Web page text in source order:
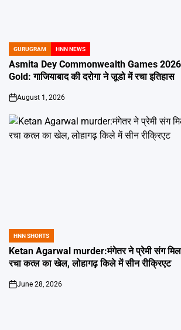
POSTED
IN
GURUGRAM HNN NEWS
Asmita Dey Commonwealth Games 2026
Gold: गाजियाबाद की दरोगा ने जूडो में रचा इतिहास
on
August 1, 2026
POSTED
IN
HNN SHORTS
Ketan Agarwal murder:मंगेतर ने प्रेमी संग
रचा कत्ल का खेल, लोहागढ़ किले में सीन रीक्रिएट
on
June 28, 2026